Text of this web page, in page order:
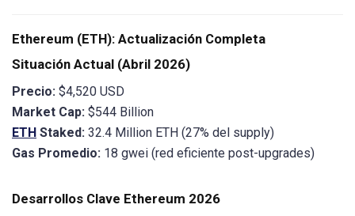
Ethereum (ETH): Actualización Completa
Situación Actual (Abril 2026)
Precio: $4,520 USD
Market Cap: $544 Billion
ETH Staked: 32.4 Million ETH (27% del supply)
Gas Promedio: 18 gwei (red eficiente post-upgrades)
Desarrollos Clave Ethereum 2026